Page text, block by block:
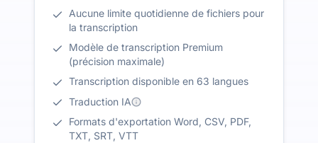
Aucune limite quotidienne de fichiers pour
la transcription
Modèle de transcription Premium
(précision maximale)
Transcription disponible en 63 langues
Traduction IA
Formats d'exportation Word, CSV, PDF,
TXT, SRT, VTT